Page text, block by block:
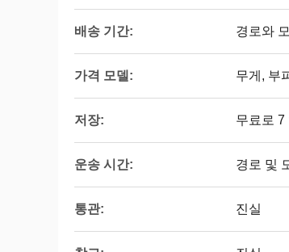
배송 기간: 경로와
가격 모델: 무게, 부
저장: 무료로 7
운송 시간: 경로 및
통관: 진실